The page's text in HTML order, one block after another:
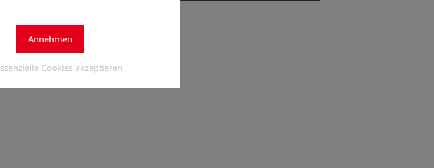
Annehmen
Cookies akzeptieren